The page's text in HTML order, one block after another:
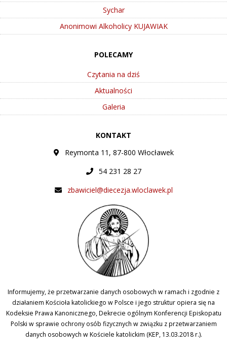
Sychar
Anonimowi Alkoholicy KUJAWIAK
POLECAMY
Czytania na dziś
Aktualności
Galeria
KONTAKT
Reymonta 11, 87-800 Włocławek
54 231 28 27
zbawiciel@diecezja.wloclawek.pl
Informujemy, że przetwarzanie danych osobowych w ramach i zgodnie z
działaniem Kościoła katolickiego w Polsce i jego struktur opiera się na
Kodeksie Prawa Kanonicznego, Dekrecie ogólnym Konferencji Episkopatu
Polski w sprawie ochrony osób fizycznych w związku z przetwarzaniem
danych osobowych w Kościele katolickim (KEP, 13.03.2018 r.).